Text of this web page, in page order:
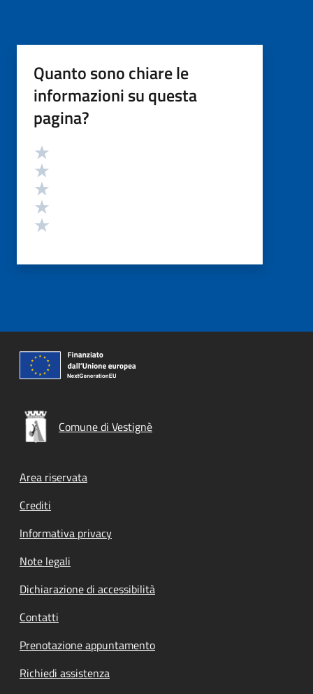
Quanto sono chiare le
informazioni su questa
pagina?
Valutazione
Comune di Vestignè
Footer menu
Area riservata
Crediti
Informativa privacy
Note legali
Dichiarazione di accessibilità
Contatti
Prenotazione appuntamento
Richiedi assistenza